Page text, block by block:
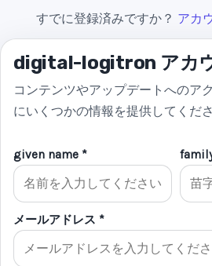
すでに登録済みですか？ アカ
digital-logitron アカ
コンテンツやアップデートへのア
にいくつかの情報を提供してくださ
given name *
メールアドレス *